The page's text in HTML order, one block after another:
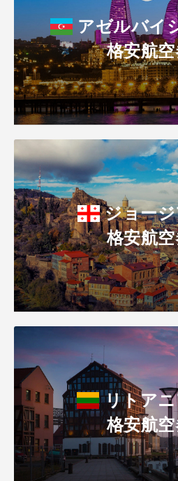
アゼルバイ
格安航
ジョー
格安航
リトア
格安航